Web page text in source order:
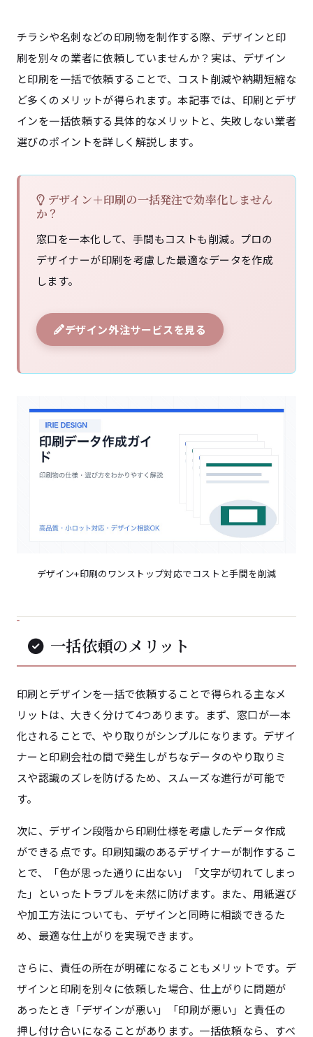
チラシや名刺などの印刷物を制作する際、デザインと印
刷を別々の業者に依頼していませんか？実は、デザイン
と印刷を一括で依頼することで、コスト削減や納期短縮な
ど多くのメリットが得られます。本記事では、印刷とデザ
インを一括依頼する具体的なメリットと、失敗しない業者
選びのポイントを詳しく解説します。
デザイン＋印刷の一括発注で効率化しません
か？
窓口を一本化して、手間もコストも削減。プロの
デザイナーが印刷を考慮した最適なデータを作成
します。
デザイン外注サービスを見る
デザイン+印刷のワンストップ対応でコストと手間を削減
一括依頼のメリット
印刷とデザインを一括で依頼することで得られる主なメ
リットは、大きく分けて4つあります。まず、窓口が一本
化されることで、やり取りがシンプルになります。デザイ
ナーと印刷会社の間で発生しがちなデータのやり取りミ
スや認識のズレを防げるため、スムーズな進行が可能で
す。
次に、デザイン段階から印刷仕様を考慮したデータ作成
ができる点です。印刷知識のあるデザイナーが制作するこ
とで、「色が思った通りに出ない」「文字が切れてしまっ
た」といったトラブルを未然に防げます。また、用紙選び
や加工方法についても、デザインと同時に相談できるた
め、最適な仕上がりを実現できます。
さらに、責任の所在が明確になることもメリットです。デ
ザインと印刷を別々に依頼した場合、仕上がりに問題が
あったとき「デザインが悪い」「印刷が悪い」と責任の
押し付け合いになることがあります。一括依頼なら、すべ